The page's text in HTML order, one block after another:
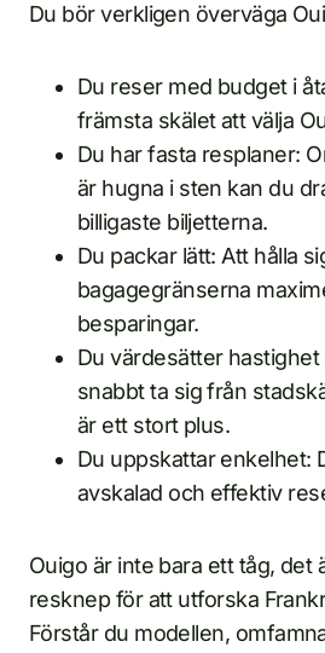
Du bör verkligen överväga
Du reser med budget i
främsta skälet att välja
Du har fasta resplaner:
är hugna i sten kan du
billigaste biljetterna.
Du packar lätt: Att hålla
bagagegränserna
besparingar.
Du värdesätter
snabbt ta sig från
är ett stort plus.
Du uppskattar enkelhet:
avskalad och effektiv
Ouigo är inte bara ett tåg, det
resknep för att utforska
Förstår du modellen,